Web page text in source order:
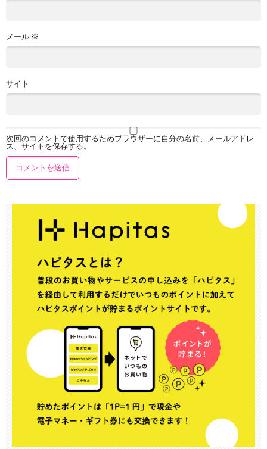
メール ※
サイト
次回のコメントで使用するためブラウザーに自分の名前、メールアドレ
ス、サイトを保存する。